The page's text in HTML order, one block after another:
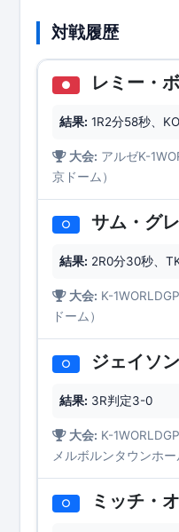
対戦履歴
● レミー・
結果: 1R2分58秒、KO
大会: アルゼK-
京ドーム）
○ サム・グ
結果: 2R0分30秒、
大会: K-
ドーム）
○ ジェイソ
結果: 3R判定3-0
大会: K-
メルボルンタウンホー
○ ミッチ・